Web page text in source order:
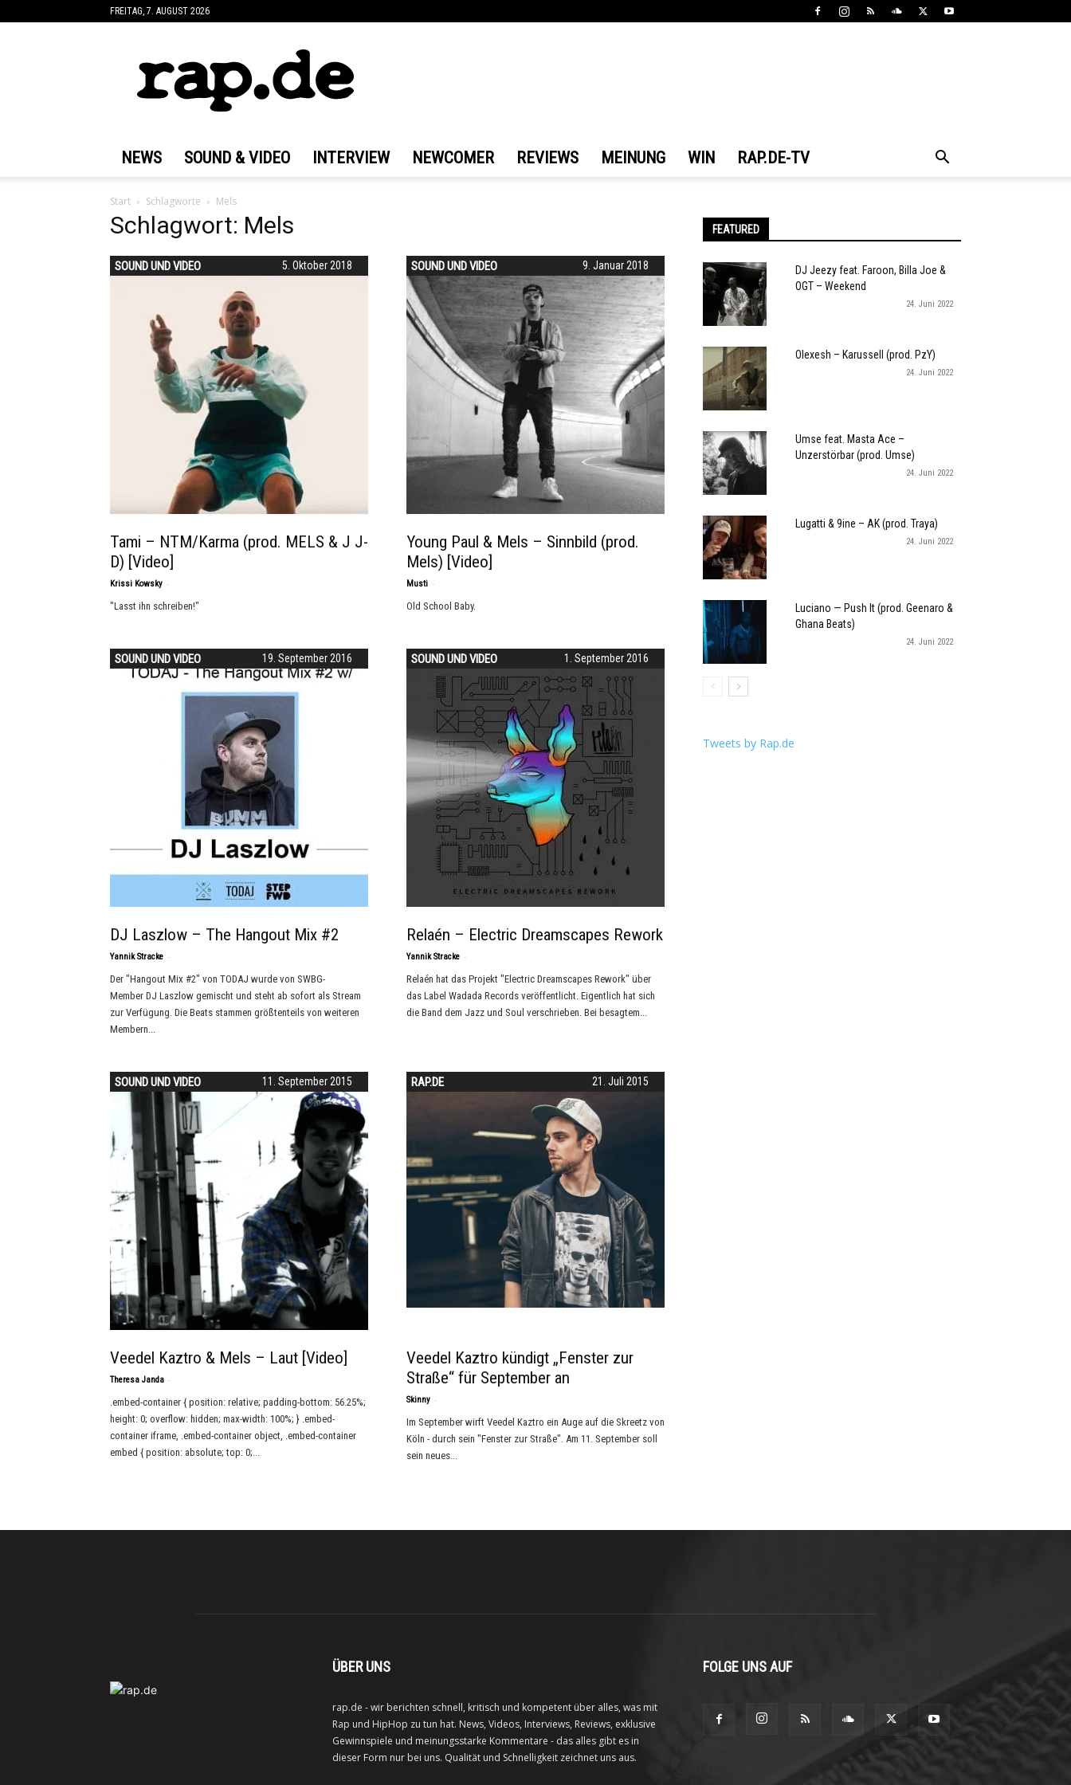
FREITAG, 7. AUGUST 2026
NEWS SOUND & VIDEO INTERVIEW NEWCOMER REVIEWS MEINUNG WIN RAP.DE-TV
Start Schlagworte Mels
Schlagwort: Mels
5. Oktober 2018
SOUND UND VIDEO
Tami – NTM/Karma (prod. MELS & J J-
D) [Video]
Krissi Kowsky -
"Lasst ihn schreiben!"
9. Januar 2018
SOUND UND VIDEO
Young Paul & Mels – Sinnbild (prod.
Mels) [Video]
Musti -
Old School Baby.
19. September 2016
SOUND UND VIDEO
DJ Laszlow – The Hangout Mix #2
Yannik Stracke -
Der "Hangout Mix #2" von TODAJ wurde von SWBG-
Member DJ Laszlow gemischt und steht ab sofort als Stream
zur Verfügung. Die Beats stammen größtenteils von weiteren
Membern...
1. September 2016
SOUND UND VIDEO
Relaén – Electric Dreamscapes Rework
Yannik Stracke -
Relaén hat das Projekt "Electric Dreamscapes Rework" über
das Label Wadada Records veröffentlicht. Eigentlich hat sich
die Band dem Jazz und Soul verschrieben. Bei besagtem...
11. September 2015
SOUND UND VIDEO
Veedel Kaztro & Mels – Laut [Video]
Theresa Janda -
.embed-container { position: relative; padding-bottom: 56.25%;
height: 0; overflow: hidden; max-width: 100%; } .embed-
container iframe, .embed-container object, .embed-container
embed { position: absolute; top: 0;...
21. Juli 2015
RAP.DE
Veedel Kaztro kündigt „Fenster zur
Straße“ für September an
Skinny -
Im September wirft Veedel Kaztro ein Auge auf die Skreetz von
Köln - durch sein "Fenster zur Straße". Am 11. September soll
sein neues...
FEATURED
DJ Jeezy feat. Faroon, Billa Joe &
OGT – Weekend
24. Juni 2022
Olexesh – Karussell (prod. PzY)
24. Juni 2022
Umse feat. Masta Ace –
Unzerstörbar (prod. Umse)
24. Juni 2022
Lugatti & 9ine – AK (prod. Traya)
24. Juni 2022
Luciano — Push It (prod. Geenaro &
Ghana Beats)
24. Juni 2022
Tweets by Rap.de
ÜBER UNS
rap.de - wir berichten schnell, kritisch und kompetent über alles, was mit
Rap und HipHop zu tun hat. News, Videos, Interviews, Reviews, exklusive
Gewinnspiele und meinungsstarke Kommentare - das alles gibt es in
dieser Form nur bei uns. Qualität und Schnelligkeit zeichnet uns aus.
FOLGE UNS AUF